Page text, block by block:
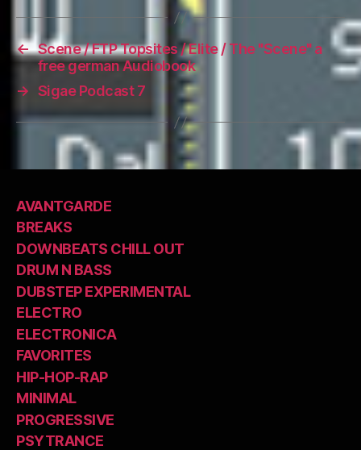
← Scene / FTP Topsites / Elite / The "Scene" a
free german Audiobook
→ Sigae Podcast 7
AVANTGARDE
BREAKS
DOWNBEATS CHILL OUT
DRUM N BASS
DUBSTEP EXPERIMENTAL
ELECTRO
ELECTRONICA
FAVORITES
HIP-HOP-RAP
MINIMAL
PROGRESSIVE
PSYTRANCE